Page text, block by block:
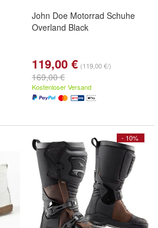
John Doe Motorrad Schuhe
Overland Black
119,00 € (119,00 €/)
169,00 €
Kostenloser Versand
- 10%